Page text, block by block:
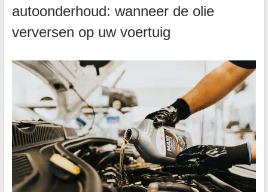
autoonderhoud: wanneer de olie
verversen op uw voertuig